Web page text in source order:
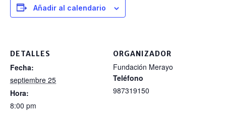
Añadir al calendario
DETALLES
Fecha:
septiembre 25
Hora:
8:00 pm
ORGANIZADOR
Fundación Merayo
Teléfono
987319150